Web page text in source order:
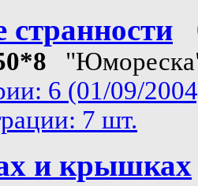
странности
6 (01/09/
7 шт.
и крышках